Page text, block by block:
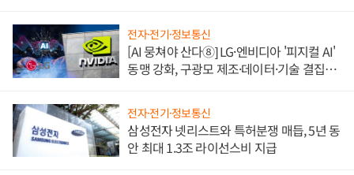
전자·전기·정보통신
[AI 뭉쳐야 산다⑧] LG·엔비디아 '피지컬 AI'
동맹 강화, 구광모 제조·데이터·기술 결집
전자·전기·정보통신
삼성전자 넷리스트와 특허분쟁 매듭, 5년 동
안 최대 1.3조 라이선스비 지급